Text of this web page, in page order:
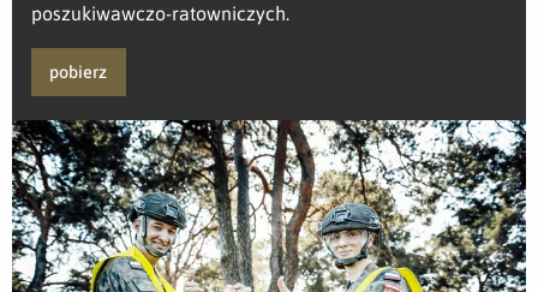
poszukiwawczo-ratowniczych.
pobierz